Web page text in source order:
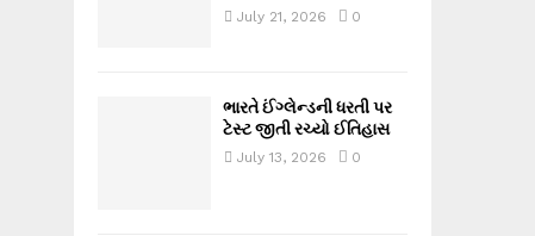
July 21, 2026 0
ભારતે ઈંગ્લેન્ડની ધરતી પર
ટેસ્ટ જીતી રચ્યો ઈતિહાસ
July 13, 2026 0